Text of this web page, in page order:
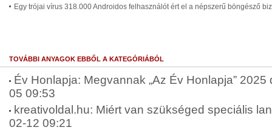
Egy trójai vírus 318.000 Androidos felhasználót ért el a népszerű böngésző
TOVÁBBI ANYAGOK EBBŐL A KATEGÓRIÁBÓL
Év Honlapja: Megvannak „Az Év Honlapja”
05 09:53
kreativoldal.hu: Miért van szükséged speciális
02-12 09:21